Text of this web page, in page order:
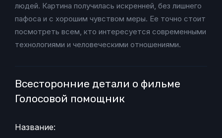
людей. Картина получилась искренней, без лишнего
пафоса и с хорошим чувством меры. Ее точно стоит
посмотреть всем, кто интересуется современными
технологиями и человеческими отношениями.
Всесторонние детали о фильме
Голосовой помощник
Название: